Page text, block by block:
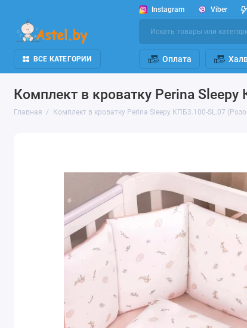
Instagram Viber
ВСЕ КАТЕГОРИИ Оплата
Комплект в кроватку Perina
Главная Комплект в кроватку Perina Sleepy КПБ3.100-SL.07